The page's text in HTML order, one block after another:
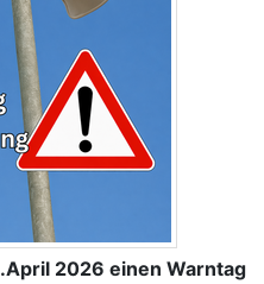
.April 2026 einen Warntag